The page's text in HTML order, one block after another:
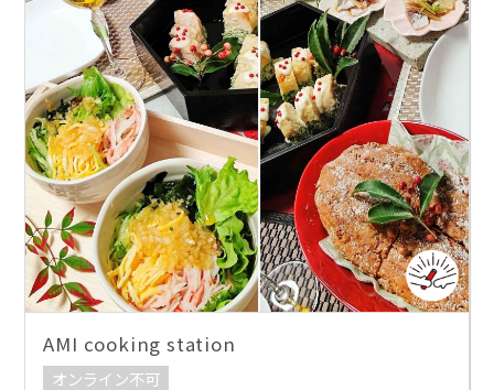
AMI cooking station
オンライン不可